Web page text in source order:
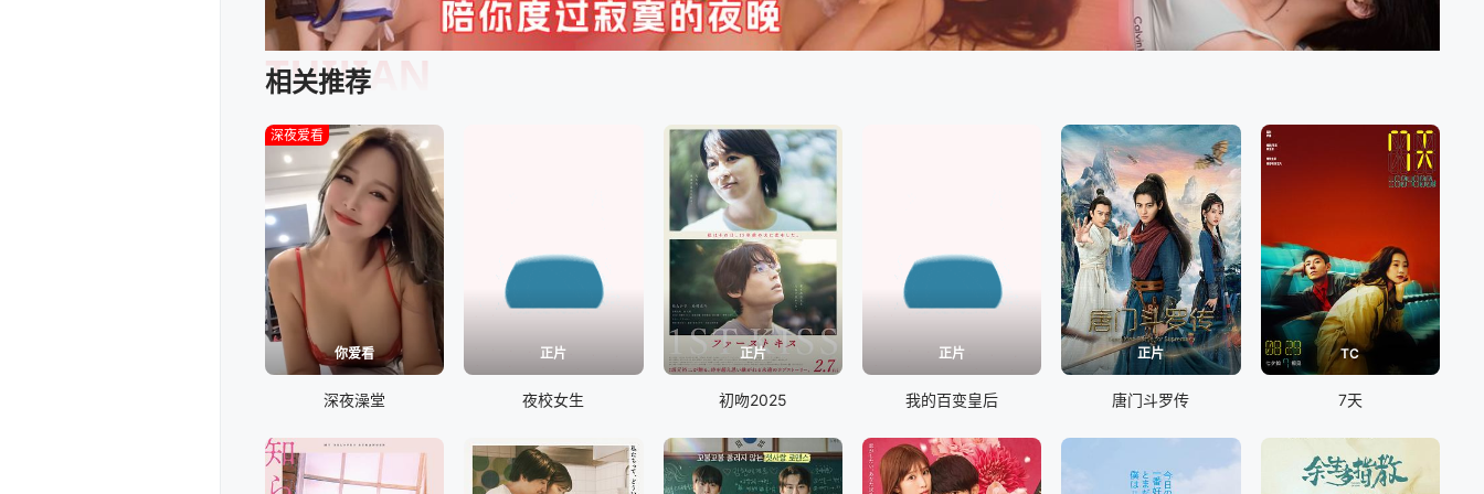
相关推荐
TUIJIAN
你爱看
深夜爱看
深夜澡堂
正片
夜校女生
正片
初吻2025
正片
我的百变皇后
正片
唐门斗罗传
TC
7天